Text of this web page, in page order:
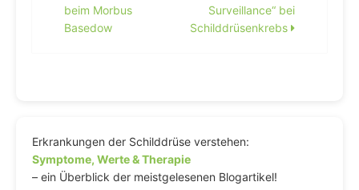
beim Morbus
Basedow
Surveillance“ bei
Schilddrüsenkrebs
Erkrankungen der Schilddrüse verstehen:
Symptome, Werte & Therapie
– ein Überblick der meistgelesenen Blogartikel!